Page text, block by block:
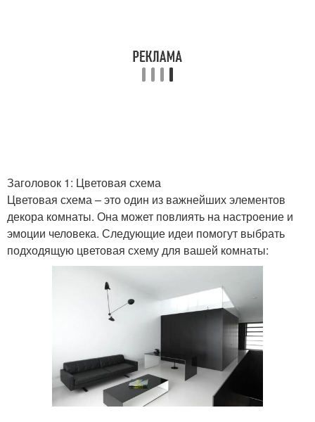
Заголовок 1: Цветовая схема
Цветовая схема – это один из важнейших элементов
декора комнаты. Она может повлиять на настроение и
эмоции человека. Следующие идеи помогут выбрать
подходящую цветовая схему для вашей комнаты: